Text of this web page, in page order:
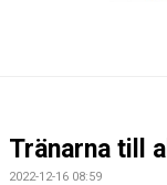
LÄNKAR
Tränarna till
2022-12-16 08:59